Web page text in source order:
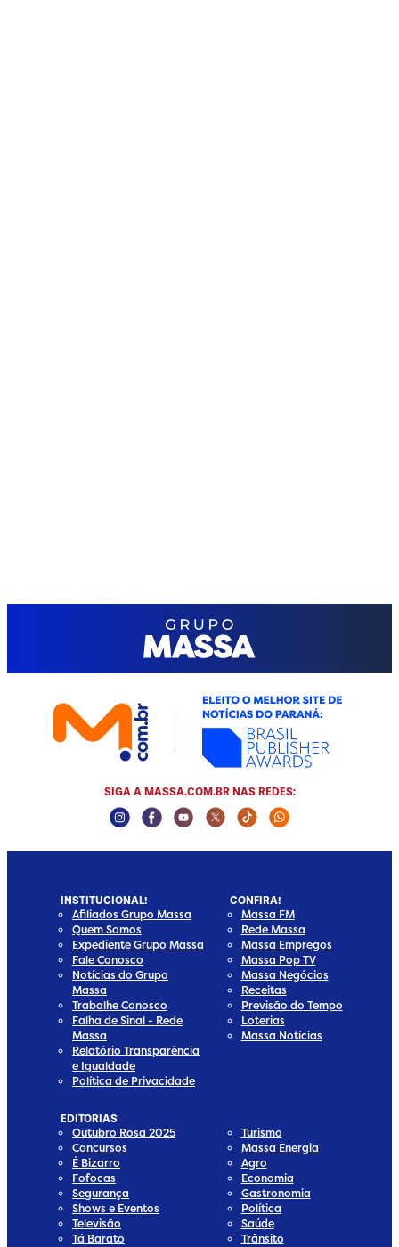
SIGA A MASSA.COM.BR NAS REDES:
Instagram Social Media
Facebook Social Media
Youtube Social Media
Twitter Social Media
Tiktok Social Media
Whatsapp
INSTITUCIONAL!
Afiliados Grupo Massa
Quem Somos
Expediente Grupo Massa
Fale Conosco
Notícias do Grupo
Massa
Trabalhe Conosco
Falha de Sinal - Rede
Massa
Relatório Transparência
e Igualdade
Política de Privacidade
CONFIRA!
Massa FM
Rede Massa
Massa Empregos
Massa Pop TV
Massa Negócios
Receitas
Previsão do Tempo
Loterias
Massa Notícias
EDITORIAS
Outubro Rosa 2025
Concursos
É Bizarro
Fofocas
Segurança
Shows e Eventos
Televisão
Tá Barato
Turismo
Massa Energia
Agro
Economia
Gastronomia
Política
Saúde
Trânsito